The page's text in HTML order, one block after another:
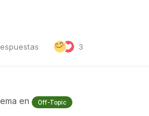
3
en Off-Topic